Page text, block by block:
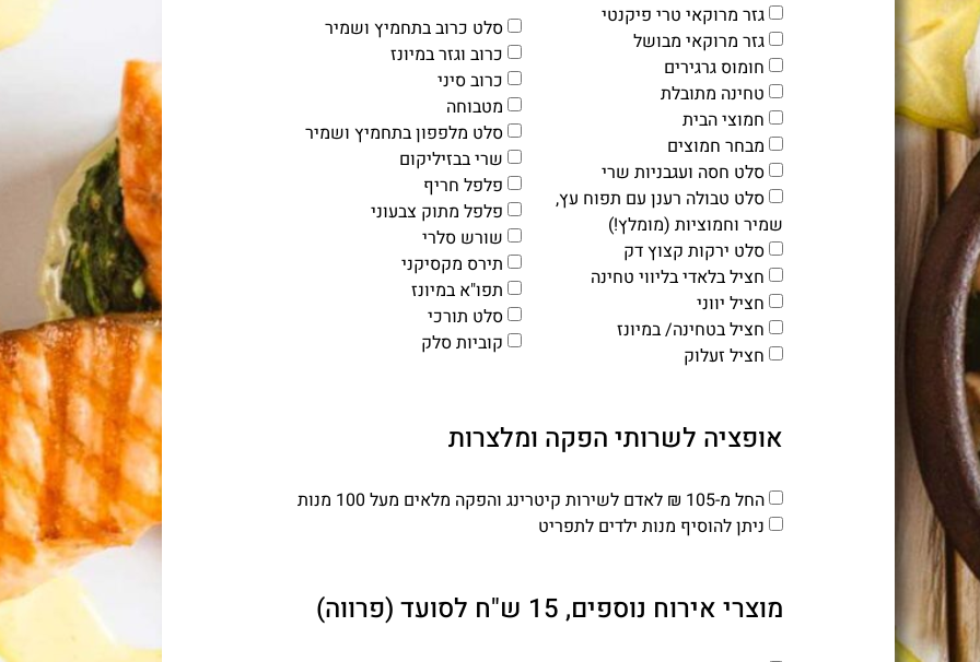
גזר מרוקאי טרי פיקנטי
גזר מרוקאי מבושל
חומוס גרגירים
טחינה מתובלת
חמוצי הבית
מבחר חמוצים
סלט חסה ועגבניות שרי
סלט טבולה רענן עם תפוח עץ,
שמיר וחמוציות (מומלץ!)
סלט ירקות קצוץ דק
חציל בלאדי בליווי טחינה
חציל יווני
חציל בטחינה/ במיונז
חציל זעלוק
סלט כרוב בתחמיץ ושמיר
כרוב וגזר במיונז
כרוב סיני
מטבוחה
סלט מלפפון בתחמיץ ושמיר
שרי בבזיליקום
פלפל חריף
פלפל מתוק צבעוני
שורש סלרי
תירס מקסיקני
תפו"א במיונז
סלט תורכי
קוביות סלק
אופציה לשרותי הפקה ומלצרות
החל מ-105 ₪ לאדם לשירות קיטרינג והפקה מלאים מעל 100 מנות
ניתן להוסיף מנות ילדים לתפריט
מוצרי אירוח נוספים, 15 ש"ח לסועד (פרווה)